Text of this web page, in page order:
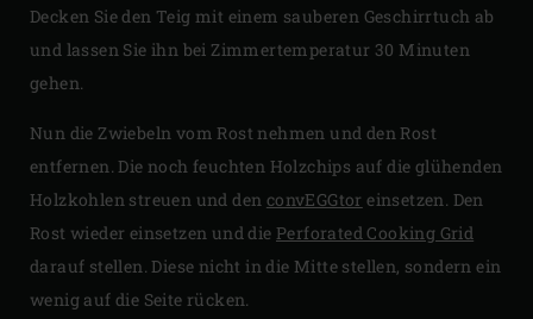
Decken Sie den Teig mit einem sauberen Geschirrtuch ab
und lassen Sie ihn bei Zimmertemperatur 30 Minuten
gehen.
Nun die Zwiebeln vom Rost nehmen und den Rost
entfernen. Die noch feuchten Holzchips auf die glühenden
Holzkohlen streuen und den convEGGtor einsetzen. Den
Rost wieder einsetzen und die Perforated Cooking Grid
darauf stellen. Diese nicht in die Mitte stellen, sondern ein
wenig auf die Seite rücken.